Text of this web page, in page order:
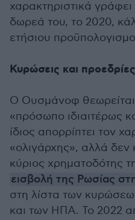
χαρακτηριστικά
δωρεά του, το 2020,
ετήσιου
Κυρώσεις και προεδρίες
Ο Ουσμάνοφ θεωρείται
«πρόσωπο ιδιαιτέρως
ίδιος απορρίπτει τον
«ολιγάρχης», αλλά δεν
κύριος χρηματοδότης
εισβολή της Ρωσίας
στη λίστα των
και των ΗΠΑ. Το 2022